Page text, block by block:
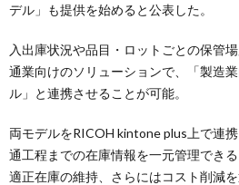
デル」も提供を始めると公表した。
入出庫状況や品目・ロットごとの保管
通業向けのソリューションで、「製造
ル」と連携させることが可能。
両モデルをRICOH kintone plus上で連
通工程までの在庫情報を一元管理でき
適正在庫の維持、さらにはコスト削減